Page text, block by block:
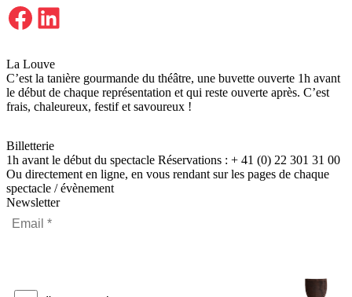
Facebook LinkedIn
La Louve
C’est la tanière gourmande du théâtre, une buvette ouverte 1h avant
le début de chaque représentation et qui reste ouverte après. C’est
frais, chaleureux, festif et savoureux !
Billetterie
1h avant le début du spectacle Réservations : + 41 (0) 22 301 31 00
Ou directement en ligne, en vous rendant sur les pages de chaque
spectacle / évènement
Newsletter